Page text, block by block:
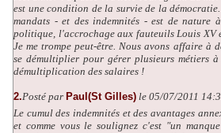
est une condition de la survie de la
mandats - et des indemnités - est de
politique, l'accrochage aux fauteuils Louis XV
Je me trompe peut-être. Nous avons affaire à
se démultiplier pour gérer plusieurs métiers
démultiplication des salaires !
2.Posté par Paul(St Gilles) le 05/07/2011
Le cumul des indemnités et des avantages
et comme vous le soulignez c'est "un